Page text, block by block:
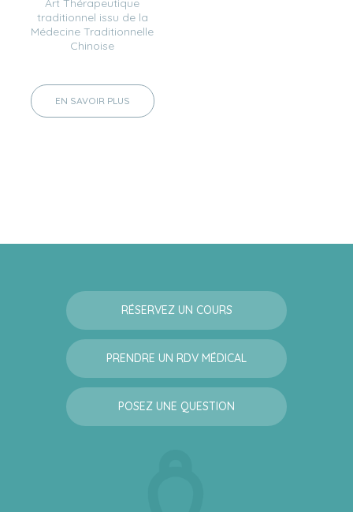
Art Thérapeutique
traditionnel issu de la
Médecine Traditionnelle
Chinoise
EN SAVOIR PLUS
RÉSERVEZ UN COURS
PRENDRE UN RDV MÉDICAL
POSEZ UNE QUESTION